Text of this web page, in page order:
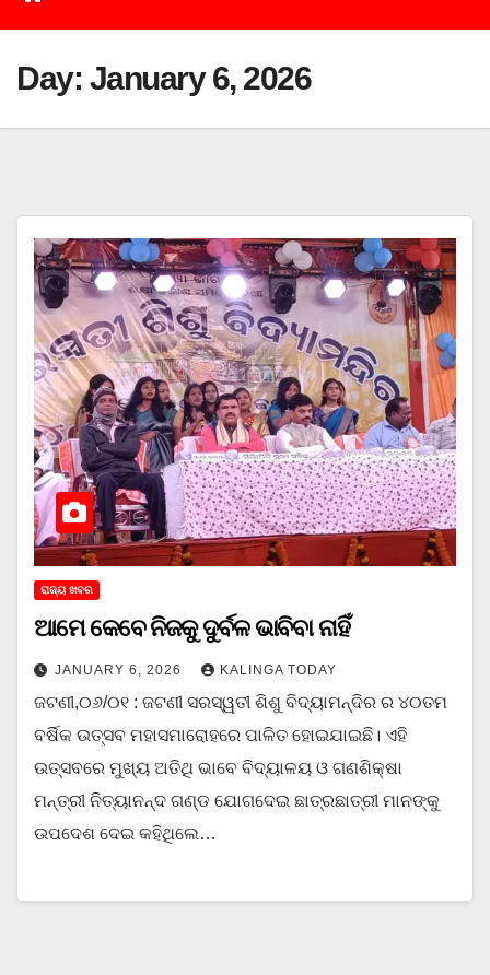
Day: January 6, 2026
ରାଜ୍ୟ ଖବର
ଆମେ କେବେ ନିଜକୁ ଦୁର୍ବଳ ଭାବିବା ନାହିଁ
JANUARY 6, 2026 KALINGA TODAY
ଜଟଣୀ,୦୬/୦୧ : ଜଟଣୀ ସରସ୍ୱତୀ ଶିଶୁ ବିଦ୍ୟାମନ୍ଦିର ର ୪୦ତମ
ବର୍ଷିକ ଉତ୍ସବ ମହାସମାରୋହରେ ପାଳିତ ହୋଇଯାଇଛି। ଏହି
ଉତ୍ସବରେ ମୁଖ୍ୟ ଅତିଥି ଭାବେ ବିଦ୍ୟାଳୟ ଓ ଗଣଶିକ୍ଷା
ମନ୍ତ୍ରୀ ନିତ୍ୟାନନ୍ଦ ଗଣ୍ଡ ଯୋଗଦେଇ ଛାତ୍ରଛାତ୍ରୀ ମାନଙ୍କୁ
ଉପଦେଶ ଦେଇ କହିଥିଲେ…